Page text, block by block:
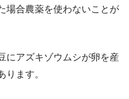
場合農薬を使わないことが
にアズキゾウムシが卵を産
ります。